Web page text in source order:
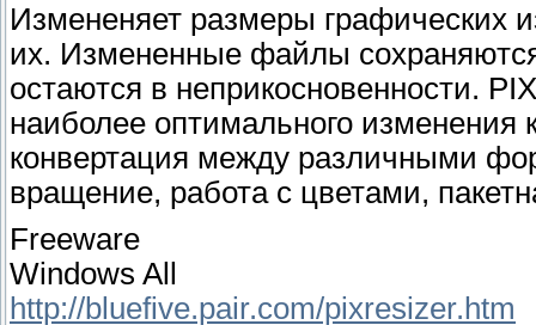
Измененяет размеры графических
их. Измененные файлы
остаются в неприкосновенности.
наиболее оптимального изменения
конвертация между различными
вращение, работа с цветами,
Freeware
Windows All
http://bluefive.pair.com/pixresizer.htm